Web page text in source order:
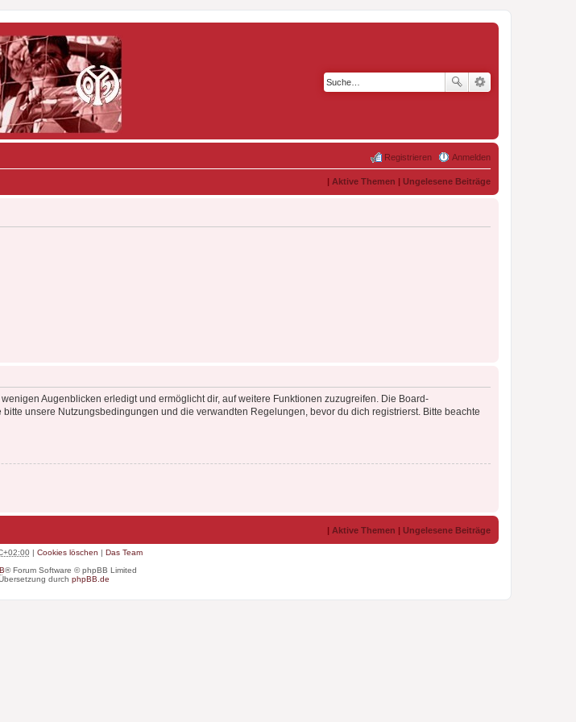
Anmelden
Registrieren
| Aktive Themen | Ungelesene Beiträge
Augenblicken erledigt und ermöglicht dir, auf weitere Funktionen zuzugreifen. Die Board-
unsere Nutzungsbedingungen und die verwandten Regelungen, bevor du dich registrierst. Bitte beachte
| Aktive Themen | Ungelesene Beiträge
| Cookies löschen | Das Team
® Forum Software © phpBB Limited
durch phpBB.de